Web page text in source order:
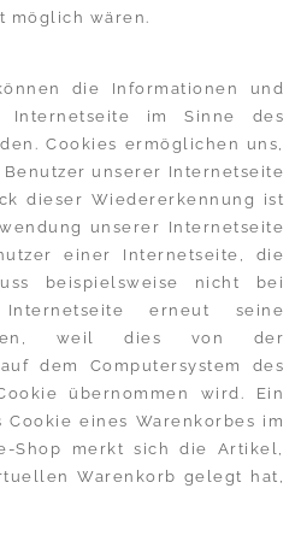
möglich wären.
die Informationen und
Internetseite im Sinne des
Cookies ermöglichen uns,
unserer Internetseite
dieser Wiedererkennung ist
unserer Internetseite
einer Internetseite, die
beispielsweise nicht bei
erneut seine
weil dies von der
dem Computersystem des
übernommen wird. Ein
eines Warenkorbes im
Shop merkt sich die Artikel,
Warenkorb gelegt hat,